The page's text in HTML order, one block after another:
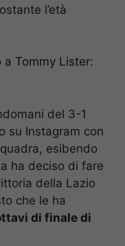
l’età
Tommy Lister:
del 3-1
su Instagram con
esibendo
ha deciso di fare
della Lazio
che le ha
di finale di